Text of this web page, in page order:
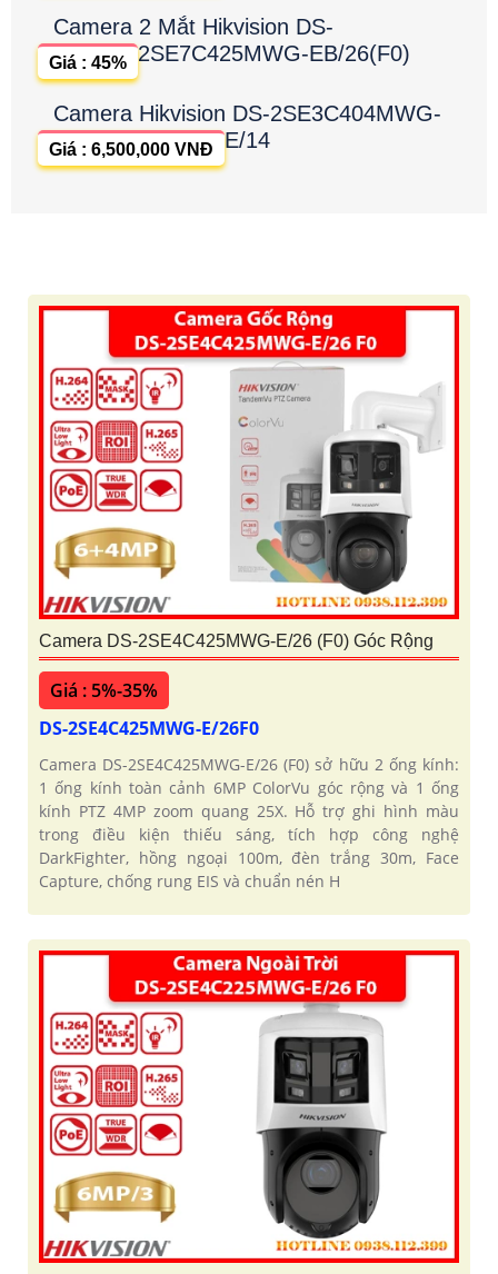
Camera 2 Mắt Hikvision DS-
2SE7C425MWG-EB/26(F0)
Giá : 45%
Camera Hikvision DS-2SE3C404MWG-
E/14
Giá : 6,500,000 VNĐ
Camera DS-2SE4C425MWG-E/26 (F0) Góc Rộng
Giá : 5%-35%
DS-2SE4C425MWG-E/26F0
Camera DS-2SE4C425MWG-E/26 (F0) sở hữu 2 ống kính:
1 ống kính toàn cảnh 6MP ColorVu góc rộng và 1 ống
kính PTZ 4MP zoom quang 25X. Hỗ trợ ghi hình màu
trong điều kiện thiếu sáng, tích hợp công nghệ
DarkFighter, hồng ngoại 100m, đèn trắng 30m, Face
Capture, chống rung EIS và chuẩn nén H